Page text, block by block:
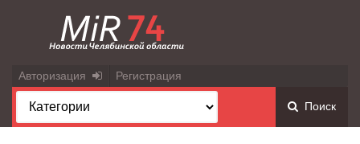
Авторизация Регистрация
Поиск